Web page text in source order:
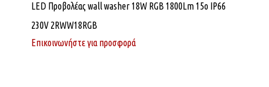
LED Προβολέας wall washer 18W RGB 1800Lm 15o IP66
230V 2RWW18RGB
Επικοινωνήστε για προσφορά